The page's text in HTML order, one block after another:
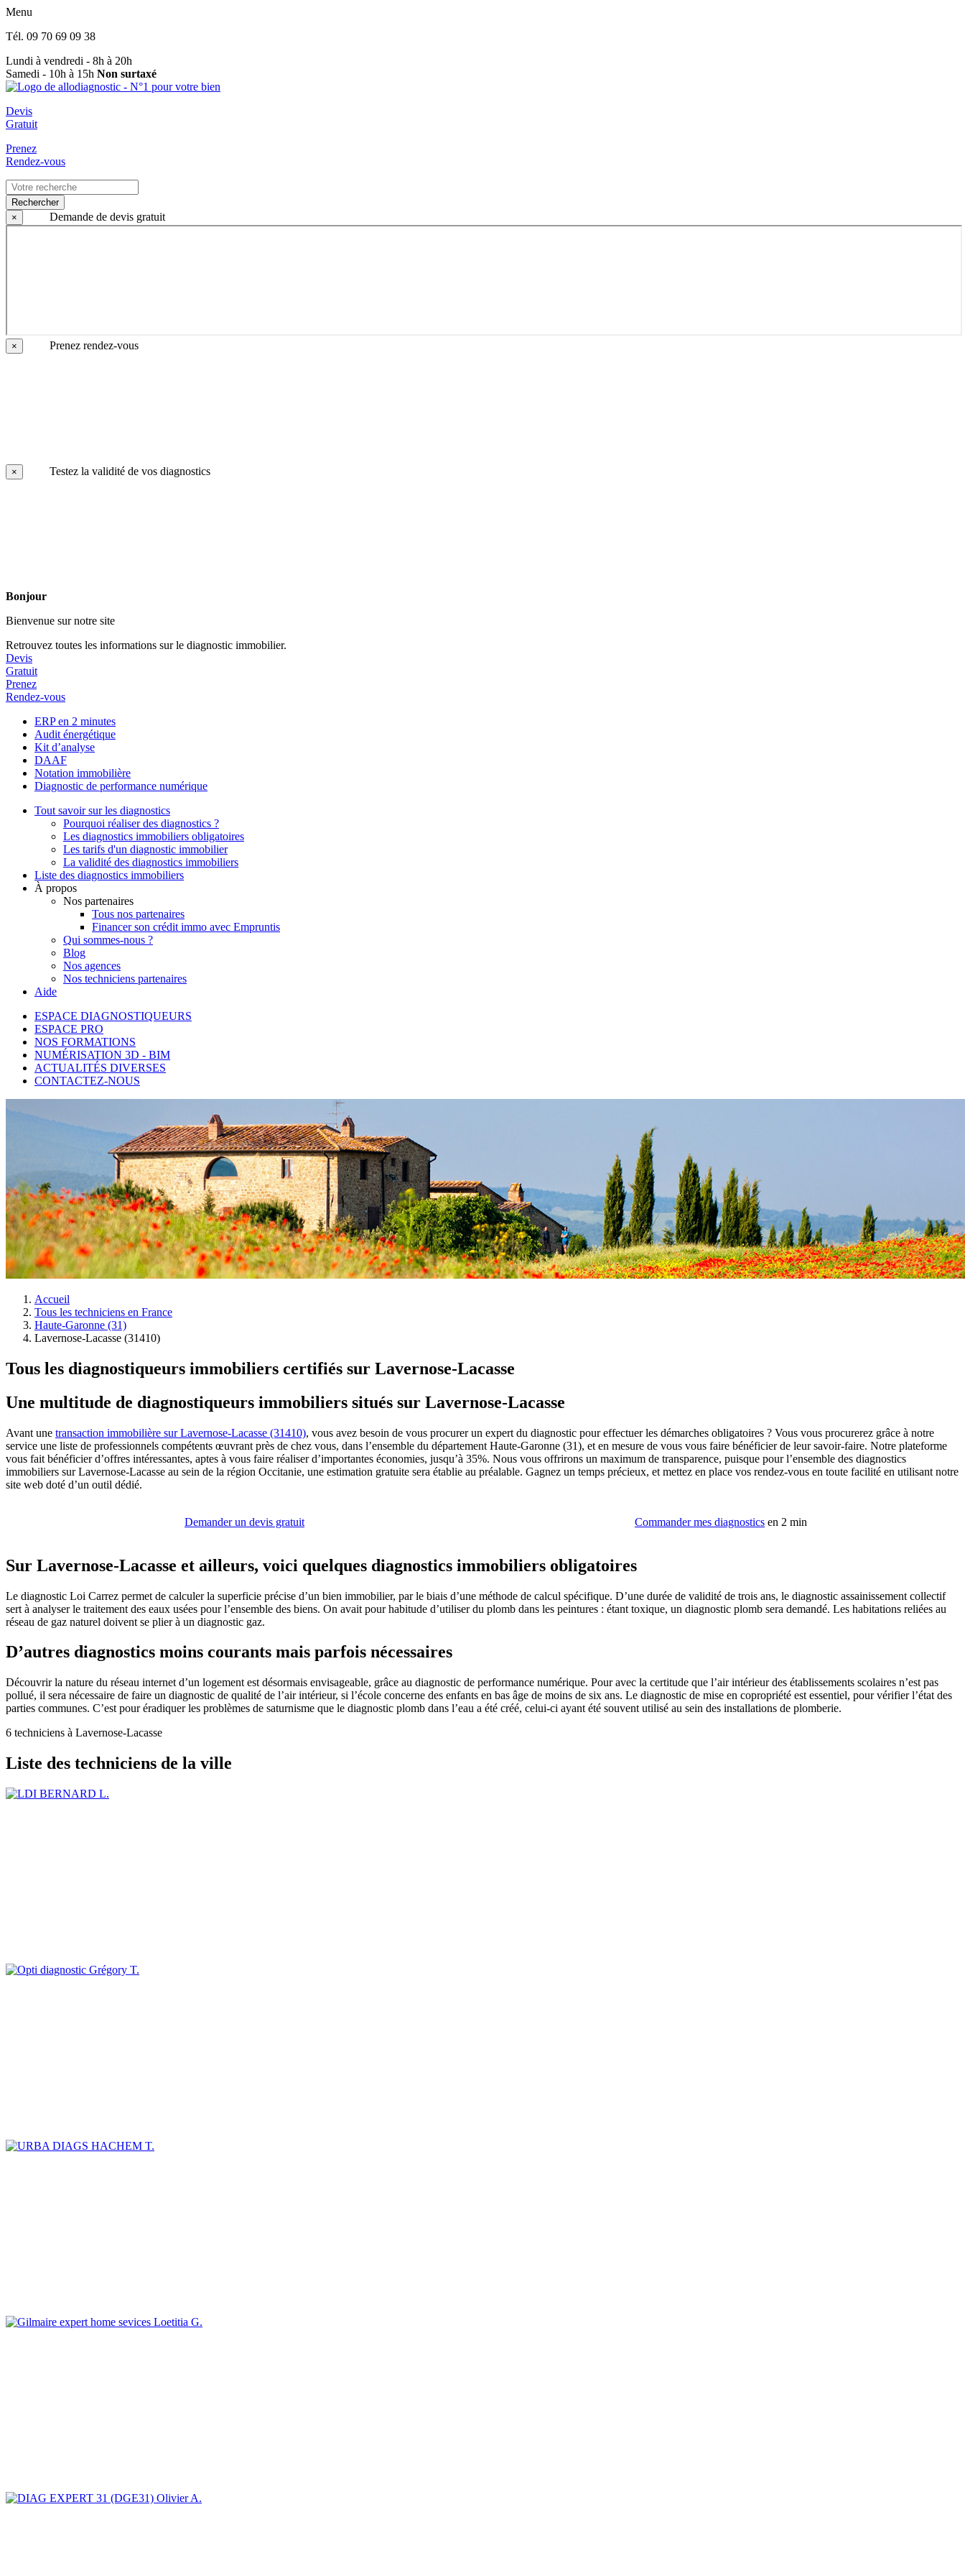
Menu
Tél. 09 70 69 09 38
Lundi à vendredi - 8h à 20h
Samedi - 10h à 15h Non surtaxé
Devis
Gratuit
Prenez
Rendez-vous
Rechercher
×
Demande de devis gratuit
× Prenez rendez-vous
× Testez la validité de vos diagnostics
Bonjour
Bienvenue sur notre site
Retrouvez toutes les informations sur le diagnostic immobilier.
Devis
Gratuit
Prenez
Rendez-vous
ERP en 2 minutes
Audit énergétique
Kit d’analyse
DAAF
Notation immobilière
Diagnostic de performance numérique
Tout savoir sur les diagnostics
Pourquoi réaliser des diagnostics ?
Les diagnostics immobiliers obligatoires
Les tarifs d'un diagnostic immobilier
La validité des diagnostics immobiliers
Liste des diagnostics immobiliers
À propos
Nos partenaires
Tous nos partenaires
Financer son crédit immo avec Empruntis
Qui sommes-nous ?
Blog
Nos agences
Nos techniciens partenaires
Aide
ESPACE DIAGNOSTIQUEURS
ESPACE PRO
NOS FORMATIONS
NUMÉRISATION 3D - BIM
ACTUALITÉS DIVERSES
CONTACTEZ-NOUS
Accueil
Tous les techniciens en France
Haute-Garonne (31)
Lavernose-Lacasse (31410)
Tous les diagnostiqueurs immobiliers certifiés sur Lavernose-Lacasse
Une multitude de diagnostiqueurs immobiliers situés sur Lavernose-Lacasse
Avant une transaction immobilière sur Lavernose-Lacasse (31410), vous avez besoin de vous procurer un expert du diagnostic pour effectuer les démarches obligatoires ? Vous vous procurerez grâce à notre
service une liste de professionnels compétents œuvrant près de chez vous, dans l’ensemble du département Haute-Garonne (31), et en mesure de vous vous faire bénéficier de leur savoir-faire. Notre plateforme
vous fait bénéficier d’offres intéressantes, aptes à vous faire réaliser d’importantes économies, jusqu’à 35%. Nous vous offrirons un maximum de transparence, puisque pour l’ensemble des diagnostics
immobiliers sur Lavernose-Lacasse au sein de la région Occitanie, une estimation gratuite sera établie au préalable. Gagnez un temps précieux, et mettez en place vos rendez-vous en toute facilité en utilisant notre
site web doté d’un outil dédié.
Demander un devis gratuit Commander mes diagnostics en 2 min
Sur Lavernose-Lacasse et ailleurs, voici quelques diagnostics immobiliers obligatoires
Le diagnostic Loi Carrez permet de calculer la superficie précise d’un bien immobilier, par le biais d’une méthode de calcul spécifique. D’une durée de validité de trois ans, le diagnostic assainissement collectif
sert à analyser le traitement des eaux usées pour l’ensemble des biens. On avait pour habitude d’utiliser du plomb dans les peintures : étant toxique, un diagnostic plomb sera demandé. Les habitations reliées au
réseau de gaz naturel doivent se plier à un diagnostic gaz.
D’autres diagnostics moins courants mais parfois nécessaires
Découvrir la nature du réseau internet d’un logement est désormais envisageable, grâce au diagnostic de performance numérique. Pour avec la certitude que l’air intérieur des établissements scolaires n’est pas
pollué, il sera nécessaire de faire un diagnostic de qualité de l’air intérieur, si l’école concerne des enfants en bas âge de moins de six ans. Le diagnostic de mise en copropriété est essentiel, pour vérifier l’état des
parties communes. C’est pour éradiquer les problèmes de saturnisme que le diagnostic plomb dans l’eau a été créé, celui-ci ayant été souvent utilisé au sein des installations de plomberie.
6 techniciens à Lavernose-Lacasse
Liste des techniciens de la ville
BERNARD L.
Grégory T.
HACHEM T.
Loetitia G.
Olivier A.